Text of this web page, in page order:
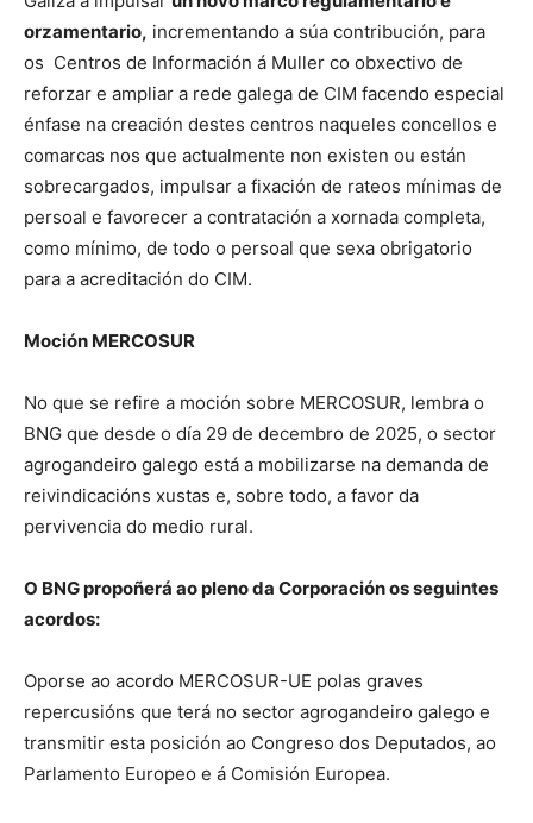
orzamentario, incrementando a súa contribución, para
os Centros de Información á Muller co obxectivo de
reforzar e ampliar a rede galega de CIM facendo especial
énfase na creación destes centros naqueles concellos e
comarcas nos que actualmente non existen ou están
sobrecargados, impulsar a fixación de rateos mínimas de
persoal e favorecer a contratación a xornada completa,
como mínimo, de todo o persoal que sexa obrigatorio
para a acreditación do CIM.
Moción MERCOSUR
No que se refire a moción sobre MERCOSUR, lembra o
BNG que desde o día 29 de decembro de 2025, o sector
agrogandeiro galego está a mobilizarse na demanda de
reivindicacións xustas e, sobre todo, a favor da
pervivencia do medio rural.
O BNG propoñerá ao pleno da Corporación os seguintes
acordos:
Oporse ao acordo MERCOSUR-UE polas graves
repercusións que terá no sector agrogandeiro galego e
transmitir esta posición ao Congreso dos Deputados, ao
Parlamento Europeo e á Comisión Europea.